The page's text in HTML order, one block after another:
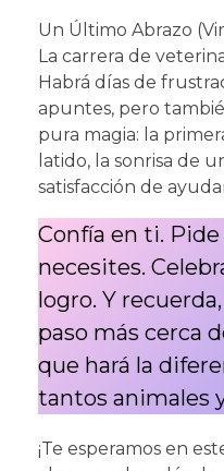
Un Último Abrazo
La carrera de
Habrá días de
apuntes, pero
pura magia: la
latido, la sonrisa de
satisfacción de
Confía en ti.
necesites.
logro. Y
paso más cerca
que hará la
tantos animales
¡Te esperamos en